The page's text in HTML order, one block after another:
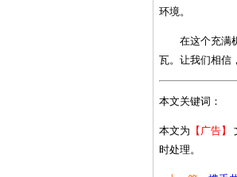
环境。
在这个充满
瓦。让我们相信
本文关键词：
本文为 【广告】
时处理。